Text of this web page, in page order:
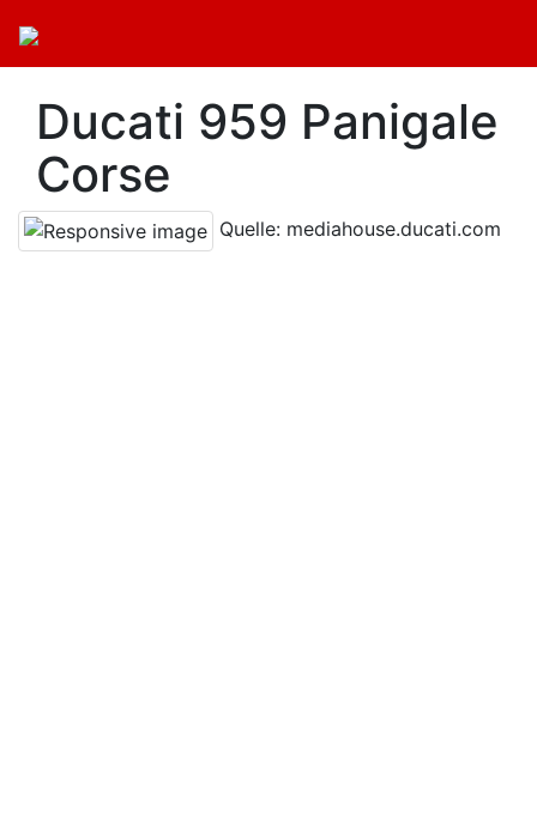
Ducati 959 Panigale
Corse
Quelle: mediahouse.ducati.com